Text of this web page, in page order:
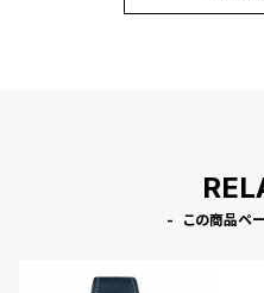
この商品ペ